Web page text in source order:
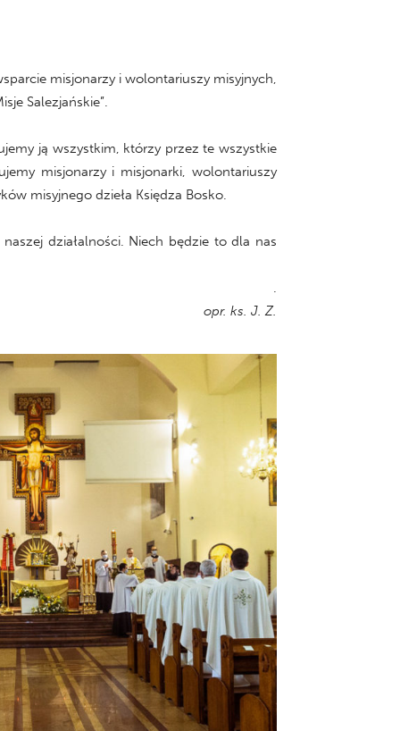
misjonarzy i wolontariuszy misyjnych,
Salezjańskie”.
ją wszystkim, którzy przez te wszystkie
misjonarzy i misjonarki, wolontariuszy
misyjnego dzieła Księdza Bosko.
działalności. Niech będzie to dla nas
.
opr. ks. J. Z.